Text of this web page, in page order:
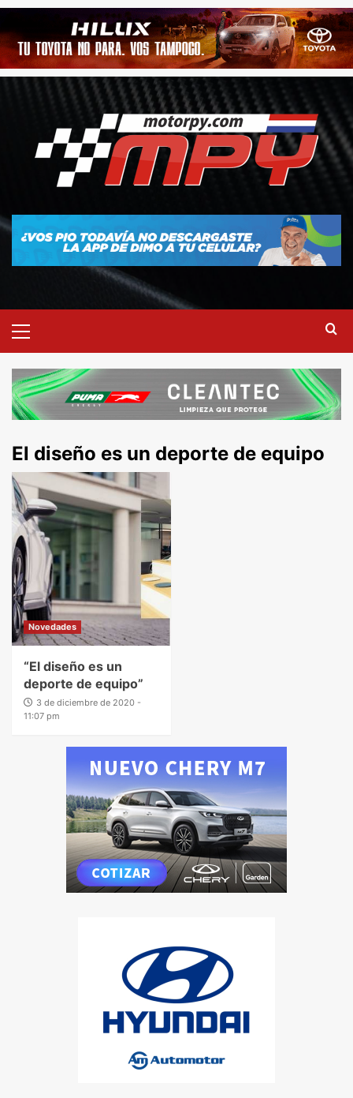
El diseño es un deporte de equipo
Novedades
“El diseño es un
deporte de equipo”
3 de diciembre de 2020 -
11:07 pm